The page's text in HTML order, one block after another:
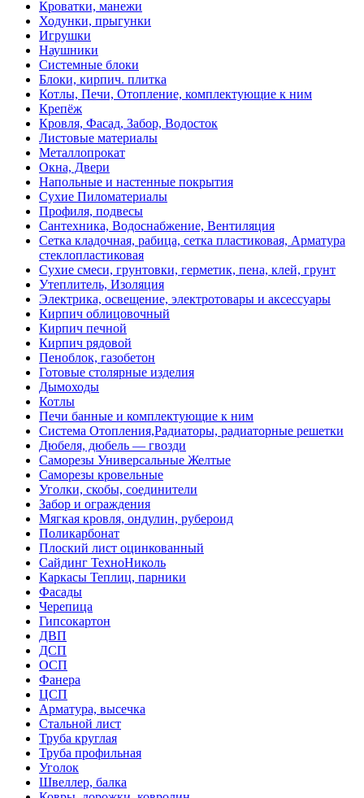
Кроватки, манежи
Ходунки, прыгунки
Игрушки
Наушники
Системные блоки
Блоки, кирпич. плитка
Котлы, Печи, Отопление, комплектующие к ним
Крепёж
Кровля, Фасад, Забор, Водосток
Листовые материалы
Металлопрокат
Окна, Двери
Напольные и настенные покрытия
Сухие Пиломатериалы
Профиля, подвесы
Сантехника, Водоснабжение, Вентиляция
Сетка кладочная, рабица, сетка пластиковая, Арматура
стеклопластиковая
Сухие смеси, грунтовки, герметик, пена, клей, грунт
Утеплитель, Изоляция
Электрика, освещение, электротовары и аксессуары
Кирпич облицовочный
Кирпич печной
Кирпич рядовой
Пеноблок, газобетон
Готовые столярные изделия
Дымоходы
Котлы
Печи банные и комплектующие к ним
Система Отопления,Радиаторы, радиаторные решетки
Дюбеля, дюбель — гвозди
Саморезы Универсальные Желтые
Саморезы кровельные
Уголки, скобы, соединители
Забор и ограждения
Мягкая кровля, ондулин, рубероид
Поликарбонат
Плоский лист оцинкованный
Сайдинг ТехноНиколь
Каркасы Теплиц, парники
Фасады
Черепица
Гипсокартон
ДВП
ДСП
ОСП
Фанера
ЦСП
Арматура, высечка
Стальной лист
Труба круглая
Труба профильная
Уголок
Швеллер, балка